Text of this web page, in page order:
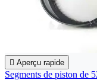
 Aperçu rapide
Segments de piston de